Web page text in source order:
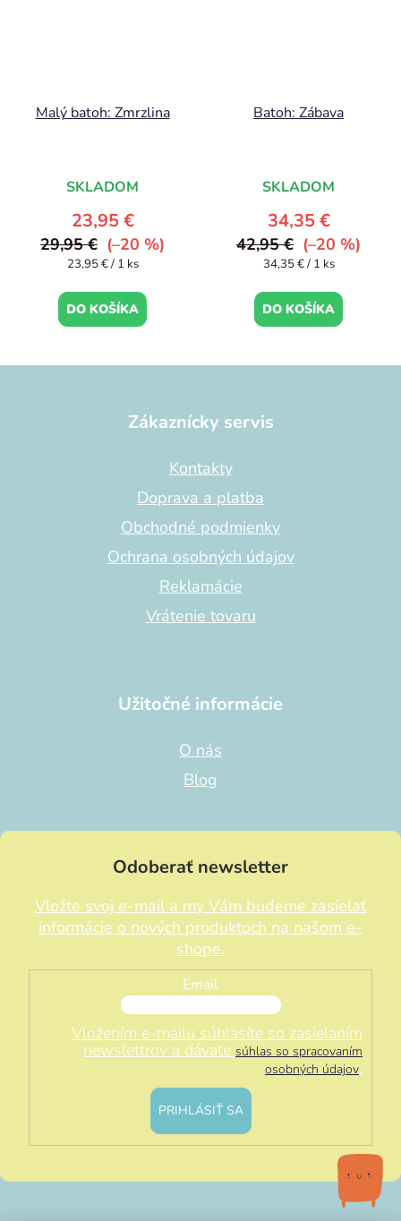
Malý batoh: Zmrzlina
SKLADOM
23,95 €
29,95 € (–20 %)
Jednotková
23,95 € / 1 ks
DO KOŠÍKA
Batoh: Zábava
SKLADOM
34,35 €
42,95 € (–20 %)
Jednotková
34,35 € / 1 ks
DO KOŠÍKA
Zákaznícky servis
Kontakty
Doprava a platba
Obchodné podmienky
Ochrana osobných údajov
Reklamácie
Vrátenie tovaru
Užitočné informácie
O nás
Blog
Odoberať newsletter
Vložte svoj e-mail a my Vám budeme zasielať
informácie o nových produktoch na našom e-
shope.
Email
Vložením e-mailu súhlasíte so zasielaním
newslettrov a dávate súhlas so spracovaním
osobných údajov.
PRIHLÁSIŤ SA